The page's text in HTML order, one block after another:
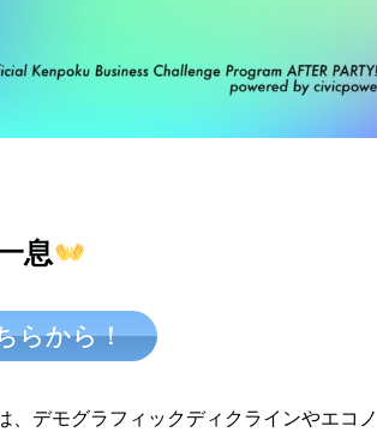
息
らから！
、デモグラフィックディクラインやエコノ